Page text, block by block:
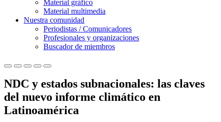
Material gráfico
Material multimedia
Nuestra comunidad
Periodistas / Comunicadores
Profesionales y organizaciones
Buscador de miembros
NDC y estados subnacionales: las claves
del nuevo informe climático en
Latinoamérica